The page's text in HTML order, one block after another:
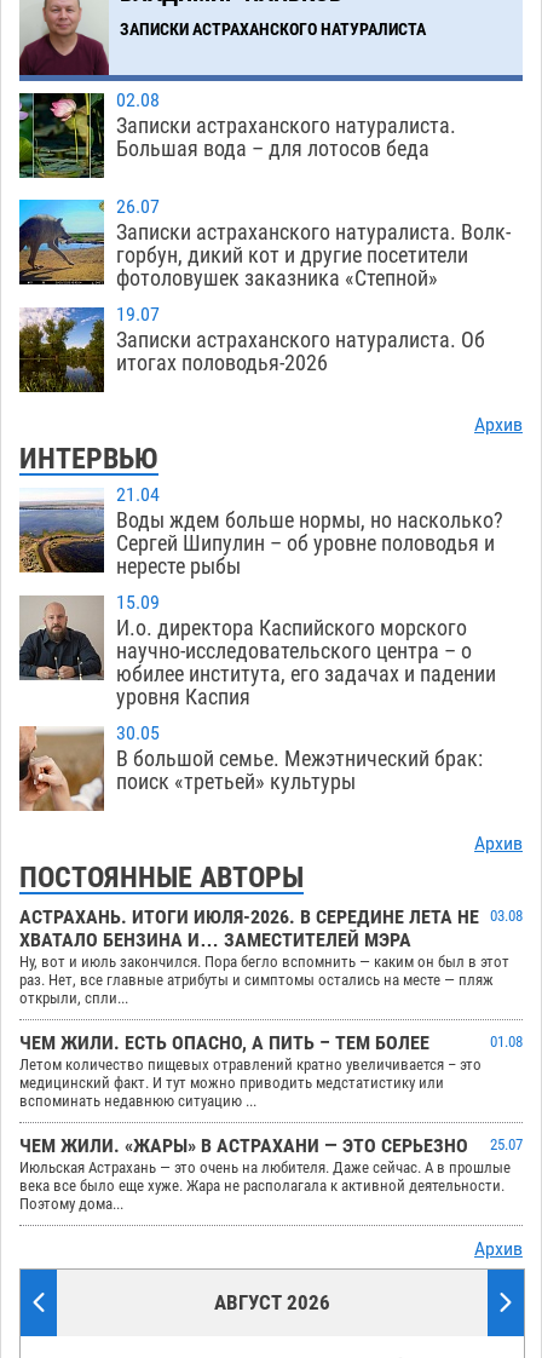
ЗАПИСКИ АСТРАХАНСКОГО НАТУРАЛИСТА
02.08
Записки астраханского натуралиста.
Большая вода – для лотосов беда
26.07
Записки астраханского натуралиста. Волк-
горбун, дикий кот и другие посетители
фотоловушек заказника «Степной»
19.07
Записки астраханского натуралиста. Об
итогах половодья-2026
Архив
ИНТЕРВЬЮ
21.04
Воды ждем больше нормы, но насколько?
Сергей Шипулин – об уровне половодья и
нересте рыбы
15.09
И.о. директора Каспийского морского
научно-исследовательского центра – о
юбилее института, его задачах и падении
уровня Каспия
30.05
В большой семье. Межэтнический брак:
поиск «третьей» культуры
Архив
ПОСТОЯННЫЕ АВТОРЫ
АСТРАХАНЬ. ИТОГИ ИЮЛЯ-2026. В СЕРЕДИНЕ ЛЕТА НЕ
ХВАТАЛО БЕНЗИНА И… ЗАМЕСТИТЕЛЕЙ МЭРА
03.08
Ну, вот и июль закончился. Пора бегло вспомнить — каким он был в этот
раз. Нет, все главные атрибуты и симптомы остались на месте — пляж
открыли, спли...
ЧЕМ ЖИЛИ. ЕСТЬ ОПАСНО, А ПИТЬ – ТЕМ БОЛЕЕ
01.08
Летом количество пищевых отравлений кратно увеличивается – это
медицинский факт. И тут можно приводить медстатистику или
вспоминать недавнюю ситуацию ...
ЧЕМ ЖИЛИ. «ЖАРЫ» В АСТРАХАНИ — ЭТО СЕРЬЕЗНО
25.07
Июльская Астрахань — это очень на любителя. Даже сейчас. А в прошлые
века все было еще хуже. Жара не располагала к активной деятельности.
Поэтому дома...
Архив
АВГУСТ 2026